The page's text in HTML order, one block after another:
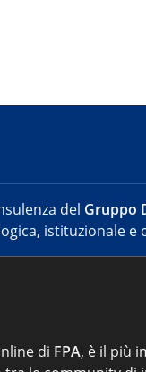
del Gruppo
istituzionale e
di FPA, è il più